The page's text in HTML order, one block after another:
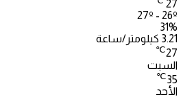
27
27º - 26º
31%
3.21 كيلومتر/ساعة
27
℃
السبت
35
℃
الأحد